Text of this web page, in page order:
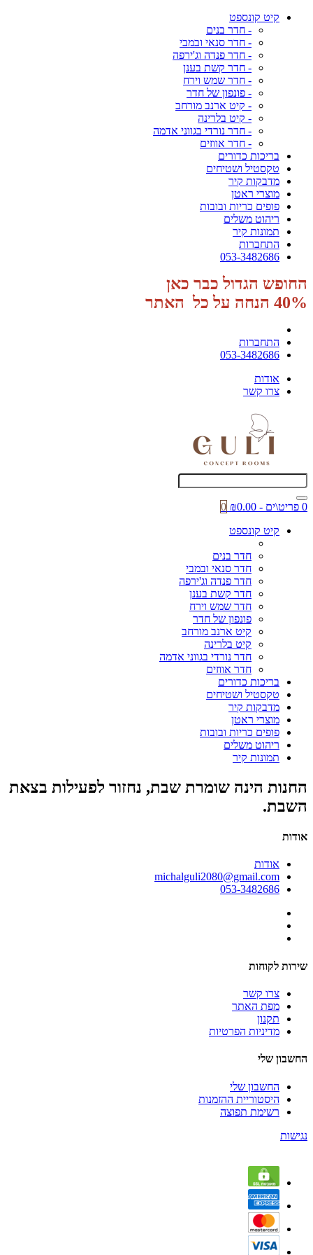
קיט קונספט
- חדר בנים
- חדר סנאי ובמבי
- חדר פנדה וג'ירפה
- חדר קשת בענן
- חדר שמש וירח
- פונפון של חדר
- קיט ארנב מורחב
- קיט בלרינה
- חדר נורדי בגווני אדמה
- חדר אווזים
בריכות כדורים
טקסטיל ושטיחים
מדבקות קיר
מוצרי ראטן
פופים כריות ובובות
ריהוט משלים
תמונות קיר
התחברות
053-3482686
החופש הגדול כבר כאן
40% הנחה על כל האתר
התחברות
053-3482686
אודות
צרו קשר
0 פריט\ים - ₪0.00
0
קיט קונספט
חדר בנים
חדר סנאי ובמבי
חדר פנדה וג'ירפה
חדר קשת בענן
חדר שמש וירח
פונפון של חדר
קיט ארנב מורחב
קיט בלרינה
חדר נורדי בגווני אדמה
חדר אווזים
בריכות כדורים
טקסטיל ושטיחים
מדבקות קיר
מוצרי ראטן
פופים כריות ובובות
ריהוט משלים
תמונות קיר
החנות הינה שומרת שבת, נחזור לפעילות בצאת
השבת.
אודות
אודות
michalguli2080@gmail.com
053-3482686
שירות לקוחות
צרו קשר
מפת האתר
תקנון
מדיניות הפרטיות
החשבון שלי
החשבון שלי
היסטוריית ההזמנות
רשימת תפוצה
נגישות